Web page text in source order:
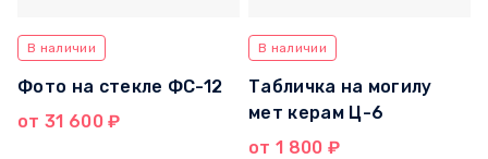
В наличии
Фото на стекле ФС-12
от 31 600 ₽
В наличии
Табличка на могилу
мет керам Ц-6
от 1 800 ₽